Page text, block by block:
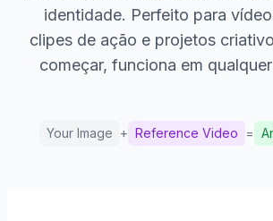
identidade. Perfeito para
clipes de ação e projetos
começar, funciona em
Character
Your Image + Reference Video =